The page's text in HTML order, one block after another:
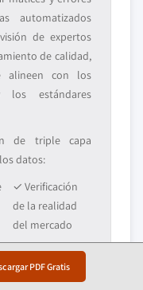
PDF Gratis
automatizados
de expertos
de calidad,
alineen con los
los estándares
de triple capa
datos:
✓ Verificación
de la realidad
del mercado